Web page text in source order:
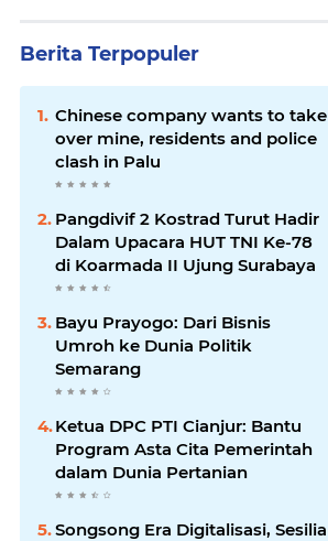
Berita Terpopuler
Chinese company wants to take
over mine, residents and police
clash in Palu
Pangdivif 2 Kostrad Turut Hadir
Dalam Upacara HUT TNI Ke-78
di Koarmada II Ujung Surabaya
Bayu Prayogo: Dari Bisnis
Umroh ke Dunia Politik
Semarang
Ketua DPC PTI Cianjur: Bantu
Program Asta Cita Pemerintah
dalam Dunia Pertanian
Songsong Era Digitalisasi, Sesilia